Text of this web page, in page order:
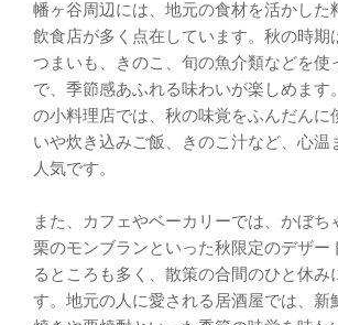
幡ヶ谷周辺には、地元の食材を活かした
飲食店が多く点在しています。秋の時期
つまいも、きのこ、旬の魚介類などを使
で、季節感あふれる味わいが楽しめます
の小料理店では、秋の味覚をふんだんに
いや炊き込みご飯、きのこ汁など、心温
人気です。
また、カフェやベーカリーでは、かぼち
栗のモンブランといった秋限定のデザー
るところも多く、散策の合間のひと休み
す。地元の人に愛される居酒屋では、新